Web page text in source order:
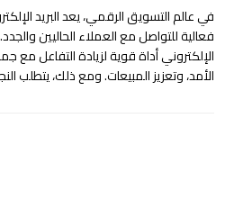
في عالم التسويق الرقمي، يعد البريد
فعالية للتواصل مع العملاء الحاليين
الإلكتروني أداة قوية لزيادة التفاعل مع
الأمد، وتعزيز المبيعات. ومع ذلك، يتطلب